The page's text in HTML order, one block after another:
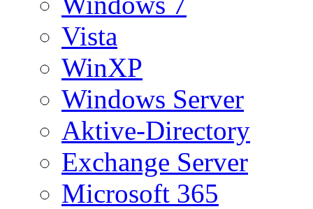
Vista
WinXP
Windows Server
Aktive-Directory
Exchange Server
Microsoft 365